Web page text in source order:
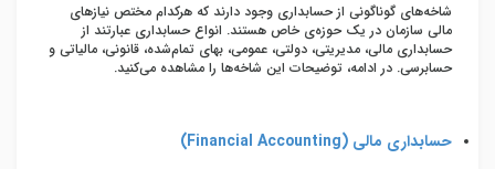
شاخه‌های گوناگونی از حسابداری وجود دارند که هرکدام مختص نیازهای
مالی سازمان در یک حوزه‌ی خاص هستند. انواع حسابداری عبارتند از
حسابداری مالی، مدیریتی، دولتی، عمومی، بهای تمام‌شده، قانونی، مالیاتی و
حسابرسی. در ادامه، توضیحات این شاخه‌ها را مشاهده می‌کنید.
حسابداری مالی (Financial Accounting
)